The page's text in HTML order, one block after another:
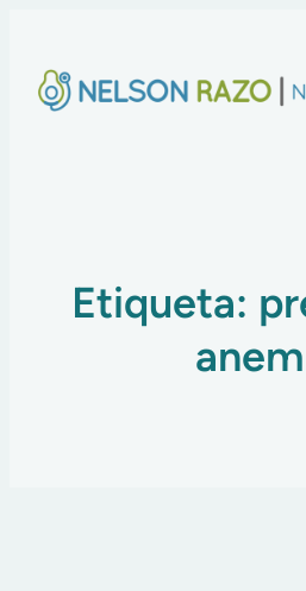
Etiqueta: